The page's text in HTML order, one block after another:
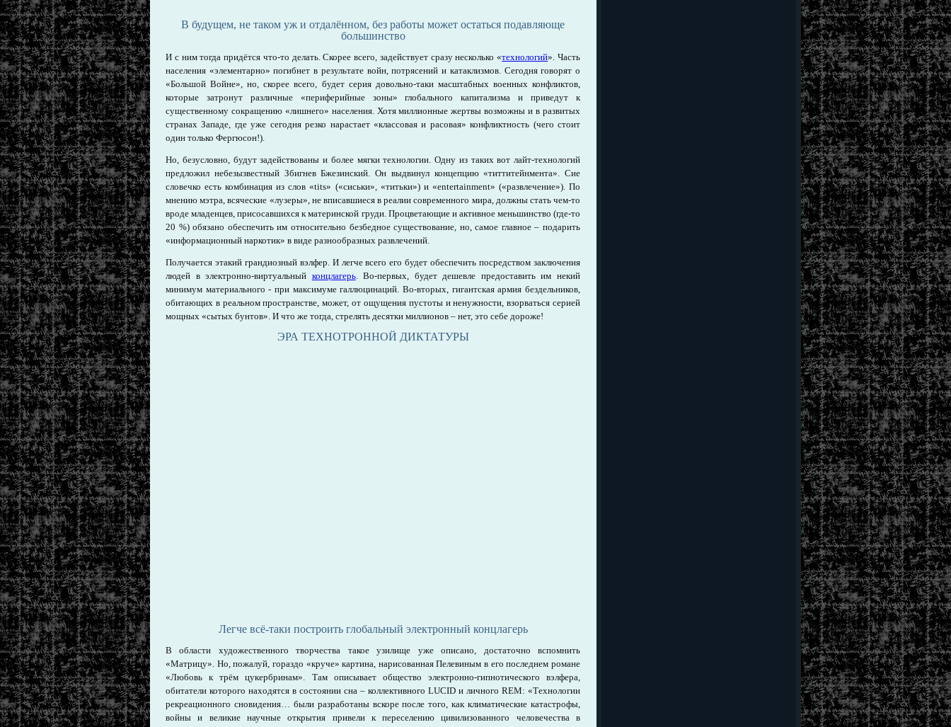
В будущем, не таком уж и отдалённом, без работы может остаться подавляюще
большинство
И с ним тогда придётся что-то делать. Скорее всего, задействует сразу несколько «технологий». Часть
населения «элементарно» погибнет в результате войн, потрясений и катаклизмов. Сегодня говорят о
«Большой Войне», но, скорее всего, будет серия довольно-таки масштабных военных конфликтов,
которые затронут различные «периферийные зоны» глобального капитализма и приведут к
существенному сокращению «лишнего» населения. Хотя миллионные жертвы возможны и в развитых
странах Западе, где уже сегодня резко нарастает «классовая и расовая» конфликтность (чего стоит
один только Фергюсон!).
Но, безусловно, будут задействованы и более мягки технологии. Одну из таких вот лайт-технологий
предложил небезызвестный Збигнев Бжезинский. Он выдвинул концепцию «титтитейнмента». Сие
словечко есть комбинация из слов «tits» («сиськи», «титьки») и «entertainment» («развлечение»). По
мнению мэтра, всяческие «лузеры», не вписавшиеся в реалии современного мира, должны стать чем-то
вроде младенцев, присосавшихся к материнской груди. Процветающие и активное меньшинство (где-то
20 %) обязано обеспечить им относительно безбедное существование, но, самое главное – подарить
«информационный наркотик» в виде разнообразных развлечений.
Получается этакий грандиозный вэлфер. И легче всего его будет обеспечить посредством заключения
людей в электронно-виртуальный концлагерь. Во-первых, будет дешевле предоставить им некий
минимум материального - при максимуме галлюцинаций. Во-вторых, гигантская армия бездельников,
обитающих в реальном пространстве, может, от ощущения пустоты и ненужности, взорваться серией
мощных «сытых бунтов». И что же тогда, стрелять десятки миллионов – нет, это себе дороже!
ЭРА ТЕХНОТРОННОЙ ДИКТАТУРЫ
Легче всё-таки построить глобальный электронный концлагерь
В области художественного творчества такое узилище уже описано, достаточно вспомнить
«Матрицу». Но, пожалуй, гораздо «круче» картина, нарисованная Пелевиным в его последнем романе
«Любовь к трём цукербринам». Там описывает общество электронно-гипнотического вэлфера,
обитатели которого находятся в состоянии сна – коллективного LUCID и личного REM: «Технологии
рекреационного сновидения… были разработаны вскоре после того, как климатические катастрофы,
войны и великие научные открытия привели к переселению цивилизованного человечества в